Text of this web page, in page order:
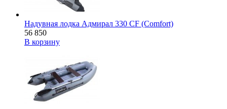
Надувная лодка Адмирал 330 CF (Comfort)
56 850
В корзину